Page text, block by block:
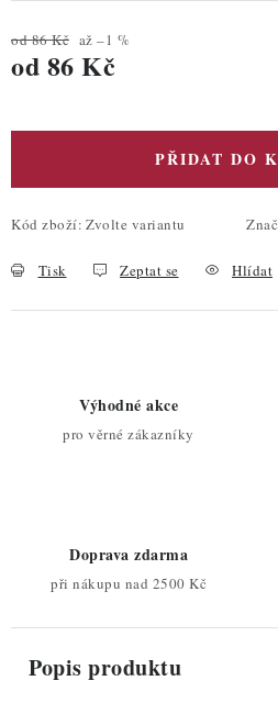
od 86 Kč až –1 %
od 86 Kč
PŘIDAT DO
Kód zboží: Zvolte variantu
Tisk Zeptat se Hlídat
Výhodné akce
pro věrné zákazníky
Doprava zdarma
při nákupu nad 2500 Kč
Popis produktu